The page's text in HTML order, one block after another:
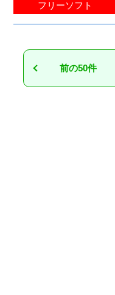
フリーソフト
前の50件